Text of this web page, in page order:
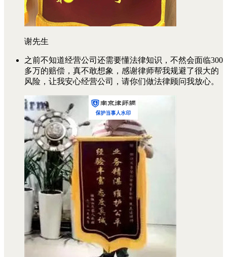
谢先生
之前不知道经营公司还需要懂法律知识，不然会面临300
多万的赔偿，真不敢想象，感谢律师帮我规避了很大的
风险，让我安心经营公司，请你们做法律顾问我放心。